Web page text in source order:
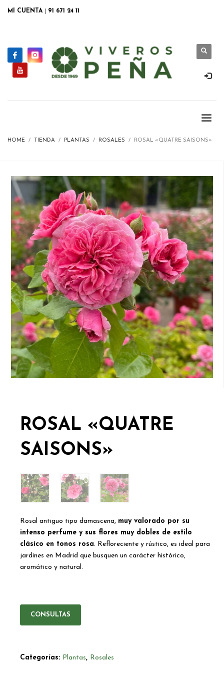
MI CUENTA 91 671 24 11
HOME TIENDA PLANTAS ROSALES ROSAL «QUATRE SAISONS»
ROSAL «QUATRE
SAISONS»
Rosal antiguo tipo damascena, muy valorado por su
intenso perfume y sus flores muy dobles de estilo
clásico en tonos rosa. Refloreciente y rústico, es ideal para
jardines en Madrid que busquen un carácter histórico,
aromático y natural.
CONSULTAS
Categorías: Plantas, Rosales